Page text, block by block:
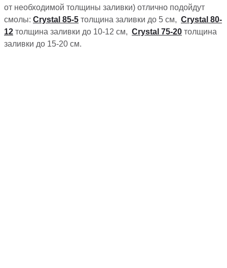
от необходимой толщины заливки) отлично подойдут
смолы: Сrystal 85-5 толщина заливки до 5 см, Сrystal 80-
12 толщина заливки до 10-12 см, Сrystal 75-20 толщина
заливки до 15-20 см.